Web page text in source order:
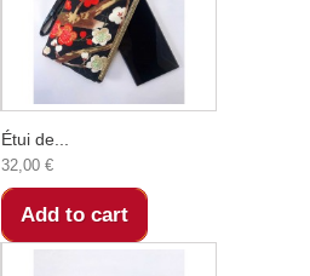
Étui de...
32,00 €
Add to cart